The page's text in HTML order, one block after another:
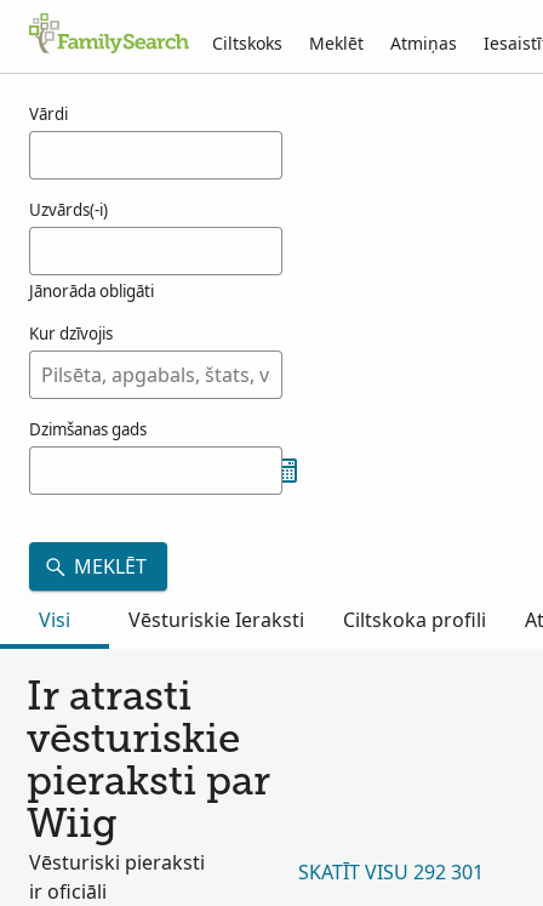
Ciltskoks Meklēt Atmiņas
Vārdi
Uzvārds(-i)
Jānorāda obligāti
Kur dzīvojis
Dzimšanas gads
MEKLĒT
Visi
Vēsturiskie Ieraksti Ciltskoka profili
Ir atrasti
vēsturiskie
pieraksti par
Wiig
Vēsturiski pieraksti
ir oficiāli
SKATĪT VISU 292 301